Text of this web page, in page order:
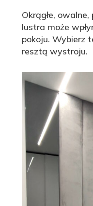
Okrągłe,
lustra może
pokoju. Wybierz
resztą wystroju.